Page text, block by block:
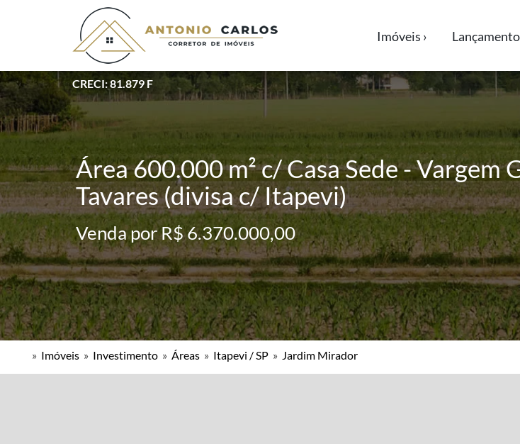
CRECI: 81.879 F
Imóveis ›
Área 600.000 m² c/ Casa Sede - Vargem
Tavares (divisa c/ Itapevi)
Venda por R$ 6.370.000,00
» Imóveis » Investimento » Áreas » Itapevi / SP » Jardim Mirador